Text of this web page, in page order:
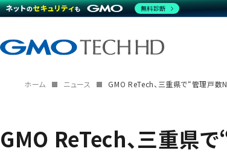
ホーム ニュース GMO ReTech、三重県で“管理戸
GMO ReTech、三重県
無料診断